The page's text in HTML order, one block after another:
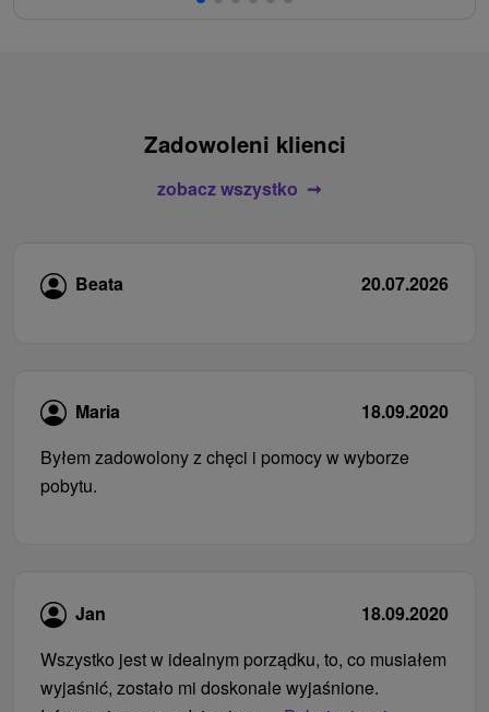
Zadowoleni klienci
zobacz wszystko
Beata 20.07.2026
Maria
18.09.2020
Byłem zadowolony z chęci i pomocy w wyborze
pobytu.
Jan
18.09.2020
Wszystko jest w idealnym porządku, to, co musiałem
wyjaśnić, zostało mi doskonale wyjaśnione.